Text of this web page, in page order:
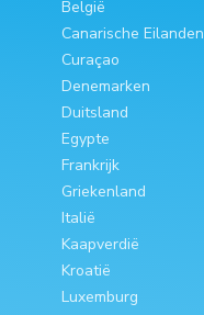
België
Canarische Eilanden
Curaçao
Denemarken
Duitsland
Egypte
Frankrijk
Griekenland
Italië
Kaapverdië
Kroatië
Luxemburg